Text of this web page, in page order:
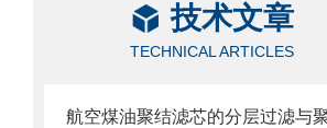
技术文章
TECHNICAL ARTICLES